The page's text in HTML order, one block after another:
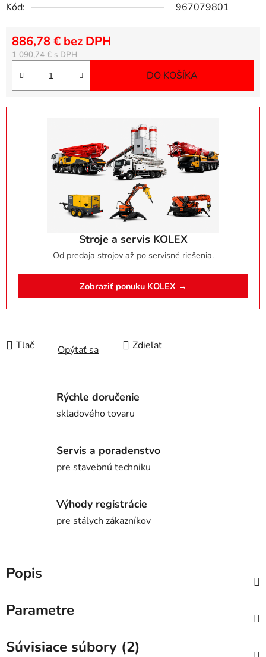
Kód:
967079801
1 090,74 €
886,78 € bez DPH
DO KOŠÍKA
Stroje a servis KOLEX
Od predaja strojov až po servisné riešenia.
Zobraziť ponuku KOLEX →
Tlač Opýtať sa Zdieľať
Rýchle doručenie
skladového tovaru
Servis a poradenstvo
pre stavebnú techniku
Výhody registrácie
pre stálych zákazníkov
Popis
Parametre
Súvisiace súbory (2)